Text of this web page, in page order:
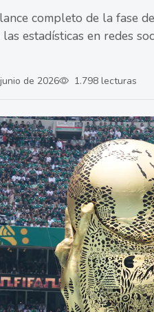
completo de la fase
estadísticas en redes
de 2026 1.798 lecturas